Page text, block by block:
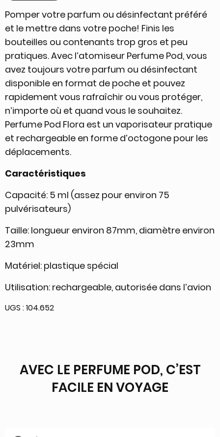
Pomper votre parfum ou désinfectant préféré
et le mettre dans votre poche! Finis les
bouteilles ou contenants trop gros et peu
pratiques. Avec l’atomiseur Perfume Pod, vous
avez toujours votre parfum ou désinfectant
disponible en format de poche et pouvez
rapidement vous rafraîchir ou vous protéger,
n’importe où et quand vous le souhaitez.
Perfume Pod Flora est un vaporisateur pratique
et rechargeable en forme d’octogone pour les
déplacements.
Caractéristiques
Capacité: 5 ml (assez pour environ 75
pulvérisateurs)
Taille: longueur environ 87mm, diamètre environ
23mm
Matériel: plastique spécial
Utilisation: rechargeable, autorisée dans l’avion
UGS :104.652
AVEC LE PERFUME POD, C’EST
FACILE EN VOYAGE